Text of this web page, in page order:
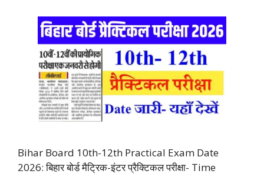
Bihar Board 10th-12th Practical Exam Date
2026: बिहार बोर्ड मैट्रिक-इंटर प्रैक्टिकल परीक्षा- Time